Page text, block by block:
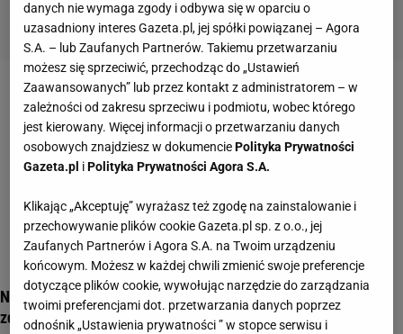
Największe przeboje filmowe lat 90. Ile z nich rozpoznasz na
zdjęciu? Średnia 11/16
danych nie wymaga zgody i odbywa się w oparciu o
uzasadniony interes Gazeta.pl, jej spółki powiązanej – Agora
S.A. – lub Zaufanych Partnerów. Takiemu przetwarzaniu
możesz się sprzeciwić, przechodząc do „Ustawień
Zaawansowanych” lub przez kontakt z administratorem – w
zależności od zakresu sprzeciwu i podmiotu, wobec którego
jest kierowany. Więcej informacji o przetwarzaniu danych
osobowych znajdziesz w dokumencie Polityka Prywatności
Gazeta.pl i Polityka Prywatności Agora S.A.
Klikając „Akceptuję” wyrażasz też zgodę na zainstalowanie i
przechowywanie plików cookie Gazeta.pl sp. z o.o., jej
Zaufanych Partnerów i Agora S.A. na Twoim urządzeniu
końcowym. Możesz w każdej chwili zmienić swoje preferencje
dotyczące plików cookie, wywołując narzędzie do zarządzania
twoimi preferencjami dot. przetwarzania danych poprzez
odnośnik „Ustawienia prywatności ” w stopce serwisu i